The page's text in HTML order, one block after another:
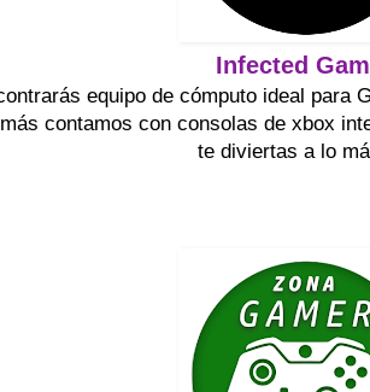
Infected
equipo de cómputo ideal para
contamos con consolas de xbox
te diviertas a lo